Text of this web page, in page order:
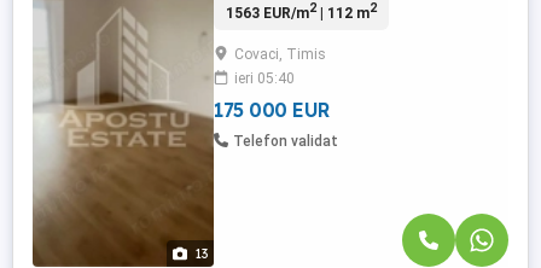
13
isi doreste liniste aproape de oras.
camera (birou / dormitor / hobby, in
functie de nevoi) • baie • living generos •
bucatarie ...
1563 EUR/m2| 112 m2
Covaci, Timis
ieri 05:40
175 000 EUR
Telefon validat